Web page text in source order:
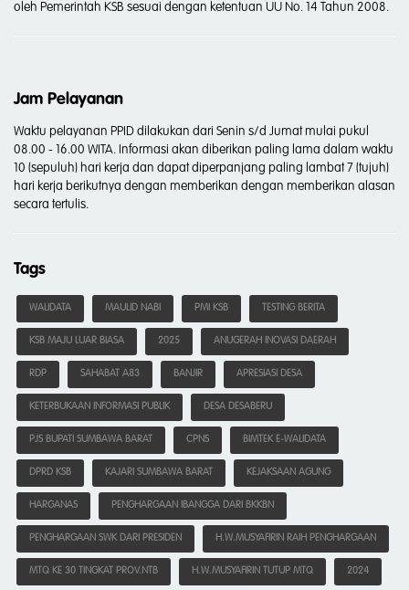
oleh Pemerintah KSB sesuai dengan ketentuan UU No. 14 Tahun 2008.
Jam Pelayanan
Waktu pelayanan PPID dilakukan dari Senin s/d Jumat mulai pukul
08.00 - 16.00 WITA. Informasi akan diberikan paling lama dalam waktu
10 (sepuluh) hari kerja dan dapat diperpanjang paling lambat 7 (tujuh)
hari kerja berikutnya dengan memberikan dengan memberikan alasan
secara tertulis.
Tags
WALIDATA MAULID NABI PMI KSB TESTING BERITA
KSB MAJU LUAR BIASA 2025 ANUGERAH INOVASI DAERAH
RDP SAHABAT A83 BANJIR APRESIASI DESA
KETERBUKAAN INFORMASI PUBLIK DESA DESABERU
PJS BUPATI SUMBAWA BARAT CPNS BIMTEK E-WALIDATA
DPRD KSB KAJARI SUMBAWA BARAT KEJAKSAAN AGUNG
HARGANAS PENGHARGAAN IBANGGA DARI BKKBN
PENGHARGAAN SWK DARI PRESIDEN H.W.MUSYAFIRIN RAIH PENGHARGAAN
MTQ KE 30 TINGKAT PROV.NTB H.W.MUSYAFIRIN TUTUP MTQ 2024